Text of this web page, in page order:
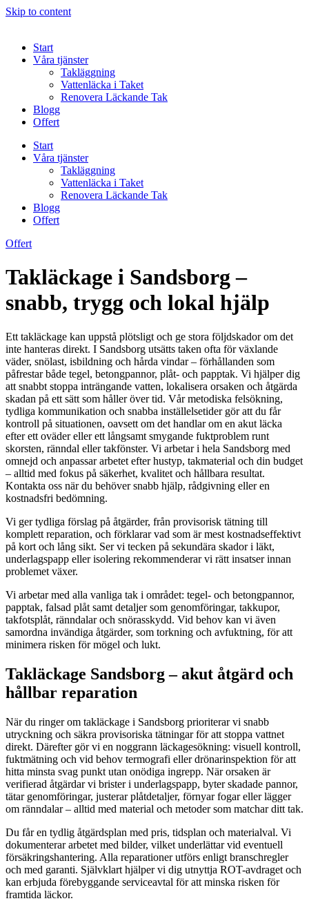
Skip to content
Start
Våra tjänster
Takläggning
Vattenläcka i Taket
Renovera Läckande Tak
Blogg
Offert
Start
Våra tjänster
Takläggning
Vattenläcka i Taket
Renovera Läckande Tak
Blogg
Offert
Offert
Takläckage i Sandsborg –
snabb, trygg och lokal hjälp
Ett takläckage kan uppstå plötsligt och ge stora följdskador om det
inte hanteras direkt. I Sandsborg utsätts taken ofta för växlande
väder, snölast, isbildning och hårda vindar – förhållanden som
påfrestar både tegel, betongpannor, plåt- och papptak. Vi hjälper dig
att snabbt stoppa inträngande vatten, lokalisera orsaken och åtgärda
skadan på ett sätt som håller över tid. Vår metodiska felsökning,
tydliga kommunikation och snabba inställelsetider gör att du får
kontroll på situationen, oavsett om det handlar om en akut läcka
efter ett oväder eller ett långsamt smygande fuktproblem runt
skorsten, ränndal eller takfönster. Vi arbetar i hela Sandsborg med
omnejd och anpassar arbetet efter hustyp, takmaterial och din budget
– alltid med fokus på säkerhet, kvalitet och hållbara resultat.
Kontakta oss när du behöver snabb hjälp, rådgivning eller en
kostnadsfri bedömning.
Vi ger tydliga förslag på åtgärder, från provisorisk tätning till
komplett reparation, och förklarar vad som är mest kostnadseffektivt
på kort och lång sikt. Ser vi tecken på sekundära skador i läkt,
underlagspapp eller isolering rekommenderar vi rätt insatser innan
problemet växer.
Vi arbetar med alla vanliga tak i området: tegel- och betongpannor,
papptak, falsad plåt samt detaljer som genomföringar, takkupor,
takfotsplåt, ränndalar och snörasskydd. Vid behov kan vi även
samordna invändiga åtgärder, som torkning och avfuktning, för att
minimera risken för mögel och lukt.
Takläckage Sandsborg – akut åtgärd och
hållbar reparation
När du ringer om takläckage i Sandsborg prioriterar vi snabb
utryckning och säkra provisoriska tätningar för att stoppa vattnet
direkt. Därefter gör vi en noggrann läckagesökning: visuell kontroll,
fuktmätning och vid behov termografi eller drönarinspektion för att
hitta minsta svag punkt utan onödiga ingrepp. När orsaken är
verifierad åtgärdar vi brister i underlagspapp, byter skadade pannor,
tätar genomföringar, justerar plåtdetaljer, förnyar fogar eller lägger
om ränndalar – alltid med material och metoder som matchar ditt tak.
Du får en tydlig åtgärdsplan med pris, tidsplan och materialval. Vi
dokumenterar arbetet med bilder, vilket underlättar vid eventuell
försäkringshantering. Alla reparationer utförs enligt branschregler
och med garanti. Självklart hjälper vi dig utnyttja ROT-avdraget och
kan erbjuda förebyggande serviceavtal för att minska risken för
framtida läckor.